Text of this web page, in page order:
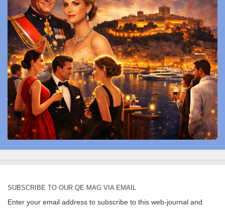
SUBSCRIBE TO OUR QE MAG VIA EMAIL
Enter your email address to subscribe to this web-journal and